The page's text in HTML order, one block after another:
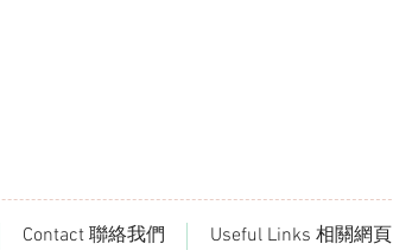
Contact 聯絡我們 Useful Links 相關網頁